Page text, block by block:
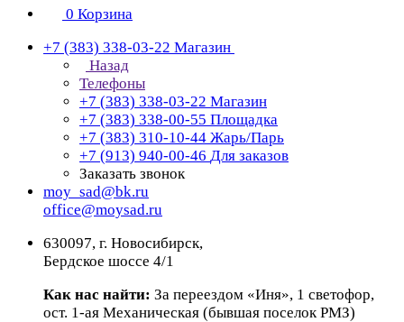
0 Корзина
+7 (383) 338-03-22 Магазин
Назад
Телефоны
+7 (383) 338-03-22 Магазин
+7 (383) 338-00-55 Площадка
+7 (383) 310-10-44 Жарь/Парь
+7 (913) 940-00-46 Для заказов
Заказать звонок
moy_sad@bk.ru
office@moysad.ru
630097, г. Новосибирск,
Бердское шоссе 4/1
Как нас найти: За переездом «Иня», 1 светофор,
ост. 1-ая Механическая (бывшая поселок РМЗ)